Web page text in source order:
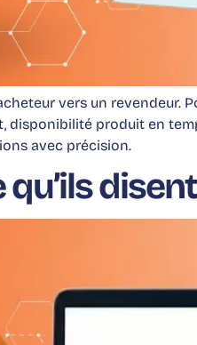
vers un revendeur.
disponibilité produit en
avec précision.
qu’ils